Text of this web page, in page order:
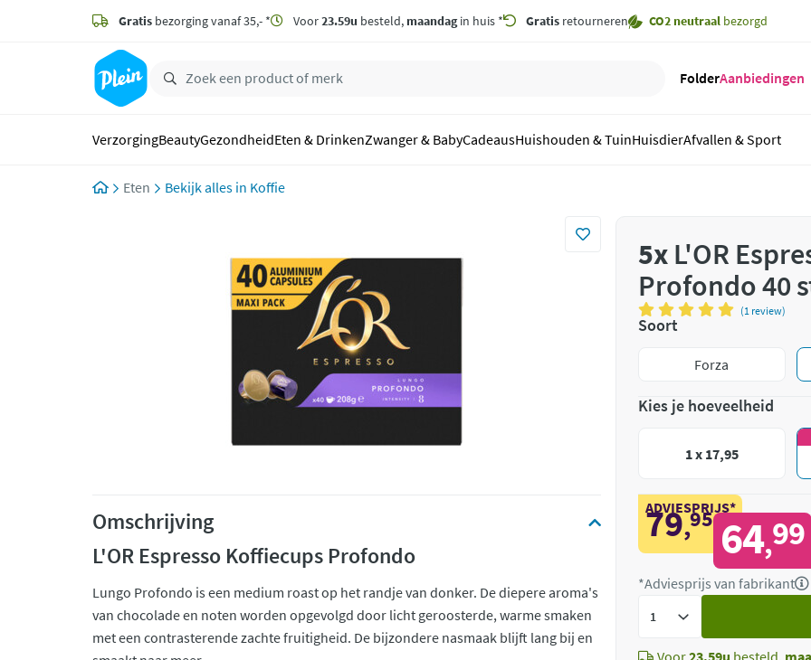
zoeken
hoofdinhoud
Gratis bezorging vanaf 35,- * Voor23.59u besteld, maandagin huis * Gratis retourneren CO2 neutraal bezorgd
FolderAanbiedingen
VerzorgingBeautyGezondheidEten & DrinkenZwanger & BabyCadeausHuishouden & TuinHuisdierAfvallen & Sport
Eten Koffie
Omschrijving
L'OR Espresso Koffiecups Profondo
Lungo Profondo is een medium roast op het randje van donker. De diepere aroma's
van chocolade en noten worden opgevolgd door licht geroosterde, warme smaken
met een contrasterende zachte fruitigheid. De bijzondere nasmaak blijft lang bij en
5x L'OR
Profondo 40
(1 review)
Soort
Forza
Kies je hoeveelheid
1 x 17,95
ADVIESPRIJS*
79,95 64,99
*Adviesprijs van fabrikant
Voor23.59u besteld,